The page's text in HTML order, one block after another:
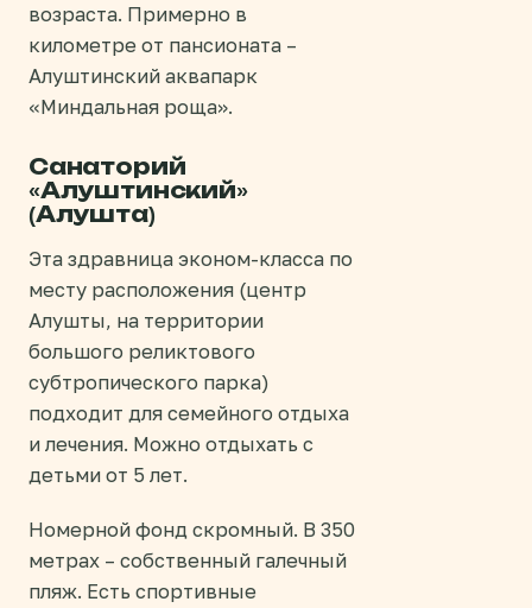
возраста. Примерно в
километре от пансионата –
Алуштинский аквапарк
«Миндальная роща».
Санаторий
«Алуштинский»
(Алушта)
Эта здравница эконом-класса по
месту расположения (центр
Алушты, на территории
большого реликтового
субтропического парка)
подходит для семейного отдыха
и лечения. Можно отдыхать с
детьми от 5 лет.
Номерной фонд скромный. В 350
метрах – собственный галечный
пляж. Есть спортивные